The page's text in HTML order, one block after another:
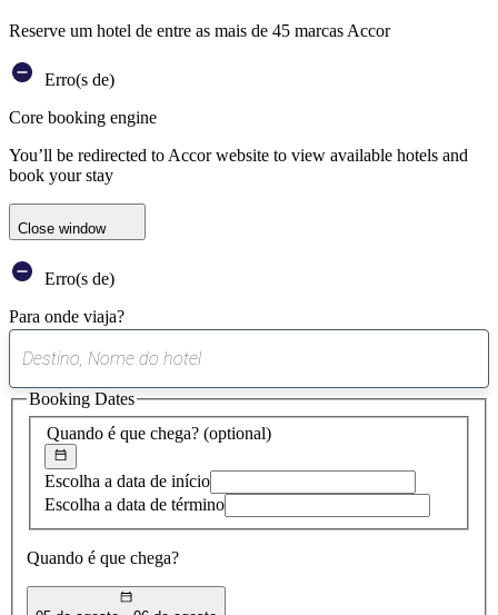
Reserve um hotel de entre as mais de 45 marcas Accor
Erro(s de)
Core booking engine
You’ll be redirected to Accor website to view available hotels and
book your stay
Close window
Erro(s de)
Para onde viaja?
sugestão
encontrada
Quando é que chega? (optional)
Escolha a data de início
Escolha a data de término
Quando é que chega?
Booking Dates